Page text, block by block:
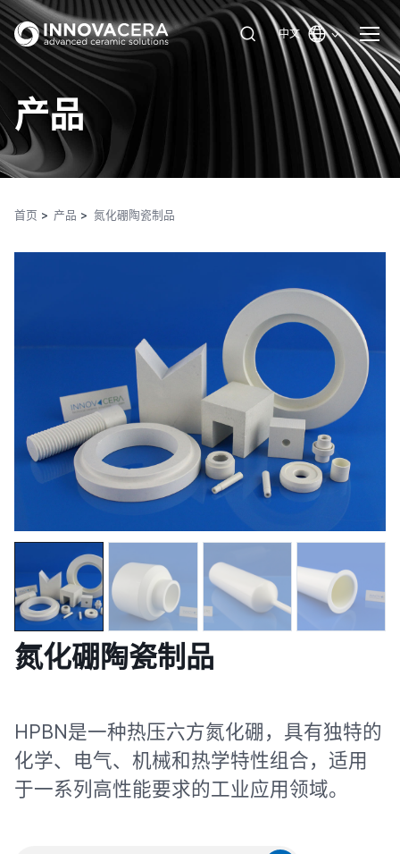
中文
产品
首页 产品 氮化硼陶瓷制品
氮化硼陶瓷制品
HPBN是一种热压六方氮化硼，具有独特的
化学、电气、机械和热学特性组合，适用
于一系列高性能要求的工业应用领域。